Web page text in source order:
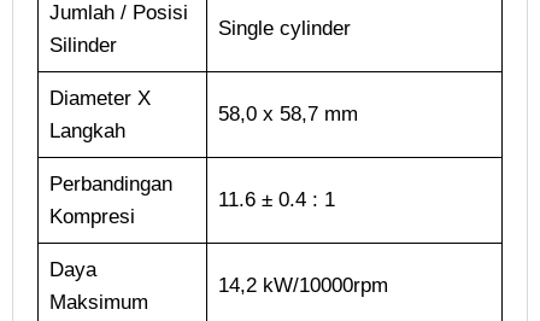
Jumlah / Posisi
Silinder
Single cylinder
Diameter X
Langkah
58,0 x 58,7 mm
Perbandingan
Kompresi
11.6 ± 0.4 : 1
Daya
Maksimum
14,2 kW/10000rpm